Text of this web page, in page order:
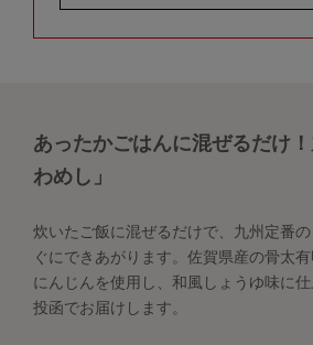
あったかごはんに混ぜるだけ
わめし」
炊いたご飯に混ぜるだけで、九州定番
ぐにできあがります。佐賀県産の骨太
にんじんを使用し、和風しょうゆ味に
投函でお届けします。